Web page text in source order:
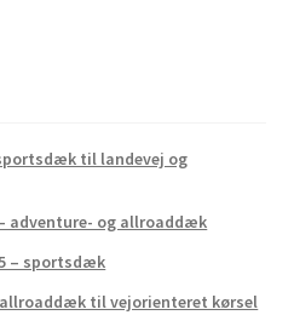
til landevej og
adventure- og allroaddæk
– sportsdæk
allroaddæk til vejorienteret kørsel